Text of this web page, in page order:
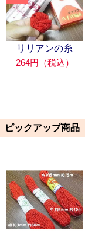
リリアンの糸
264円（税込）
ピックアップ商品